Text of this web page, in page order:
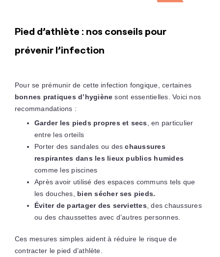
Pied d’athlète : nos conseils pour
prévenir l’infection
Pour se prémunir de cette infection fongique, certaines
bonnes pratiques d’hygiène sont essentielles. Voici nos
recommandations :
Garder les pieds propres et secs, en particulier
entre les orteils
Porter des sandales ou deschaussures
respirantes dans les lieux publics humides
comme les piscines
Après avoir utilisé des espaces communs tels que
les douches, bien sécher ses pieds.
Éviter de partager des serviettes, des chaussures
ou des chaussettes avec d’autres personnes.
Ces mesures simples aident à réduire le risque de
contracter le pied d’athlète.